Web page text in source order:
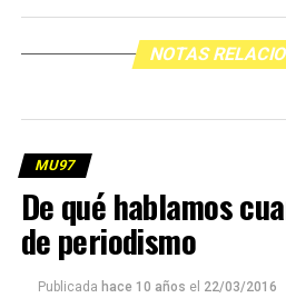
NOTAS
MU97
De qué hablamos
de periodismo
Publicada hace 10 años el 22/03/2016